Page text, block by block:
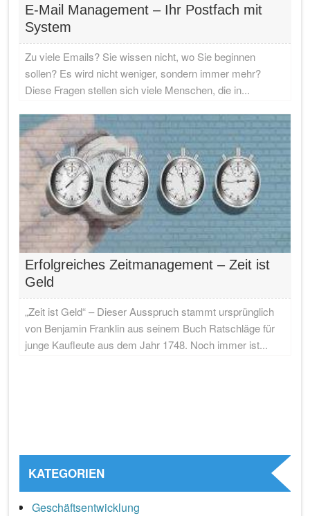
E-Mail Management – Ihr Postfach mit
System
Zu viele Emails? Sie wissen nicht, wo Sie beginnen
sollen? Es wird nicht weniger, sondern immer mehr?
Diese Fragen stellen sich viele Menschen, die in...
Erfolgreiches Zeitmanagement – Zeit ist
Geld
„Zeit ist Geld“ – Dieser Ausspruch stammt ursprünglich
von Benjamin Franklin aus seinem Buch Ratschläge für
junge Kaufleute aus dem Jahr 1748. Noch immer ist...
KATEGORIEN
Geschäftsentwicklung